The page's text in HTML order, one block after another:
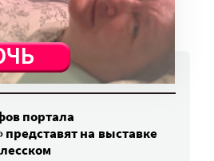
в Max. Подпишитесь
портала
на выставке